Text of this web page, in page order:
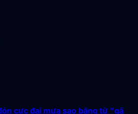
cực đại mưa sao băng từ "gã